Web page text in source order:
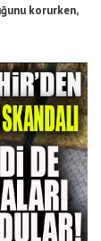
korurken,